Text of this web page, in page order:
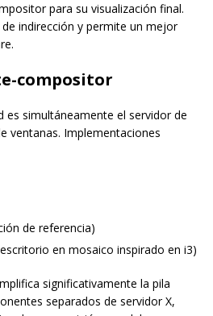
para su visualización final.
indirección y permite un mejor
compositor
es simultáneamente el servidor de
ventanas. Implementaciones
de referencia)
en mosaico inspirado en i3)
significativamente la pila
separados de servidor X,